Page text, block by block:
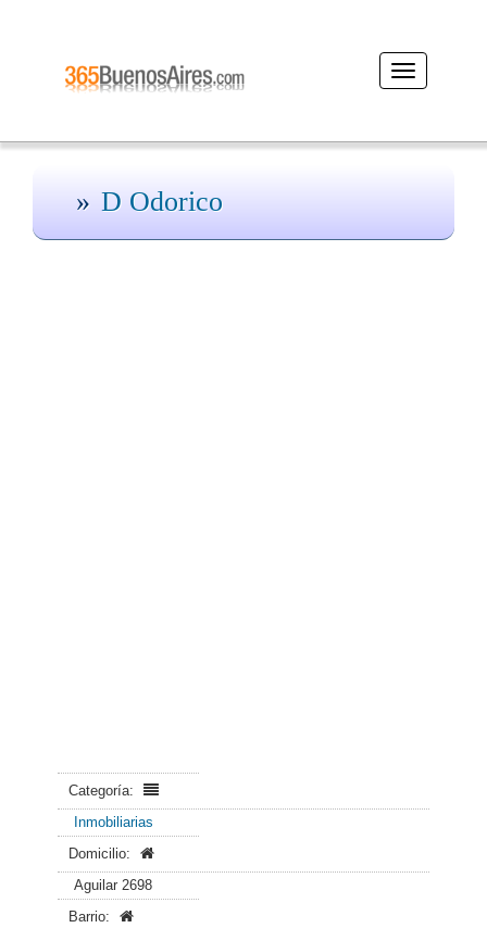
Desplegar
navegación
D Odorico
Categoría:
Inmobiliarias
Domicilio:
Aguilar 2698
Barrio: